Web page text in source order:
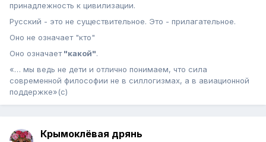
принадлежность к цивилизации.
Русский - это не существительное. Это - прилагательное.
Оно не означает "кто"
Оно означает"какой".
«… мы ведь не дети и отлично понимаем, что сила
современной философии не в силлогизмах, а в авиационной
поддержке»(с)
Крымоклёвая дрянь